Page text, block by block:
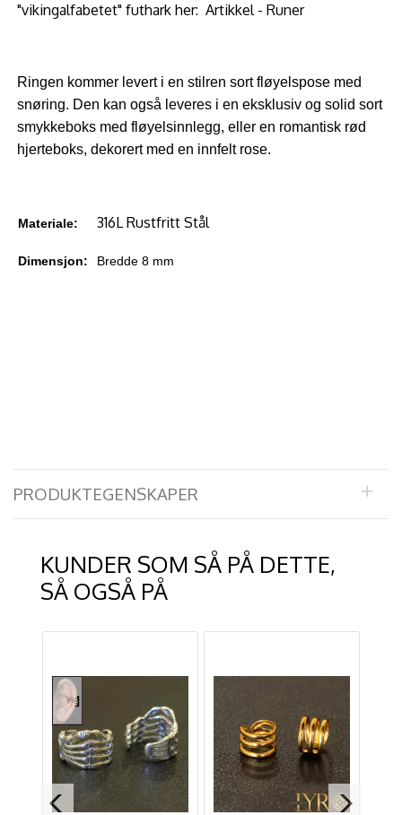
"vikingalfabetet" futhark her: Artikkel - Runer
Ringen kommer levert i en stilren sort fløyelspose med
snøring. Den kan også leveres i en eksklusiv og solid sort
smykkeboks med fløyelsinnlegg, eller en romantisk rød
hjerteboks, dekorert med en innfelt rose.
Materiale: 316L Rustfritt Stål
Dimensjon: Bredde 8 mm
PRODUKTEGENSKAPER
KUNDER SOM SÅ PÅ DETTE,
SÅ OGSÅ PÅ